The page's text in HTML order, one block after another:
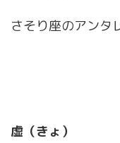
さそり座のアンタ
虚（きょ）